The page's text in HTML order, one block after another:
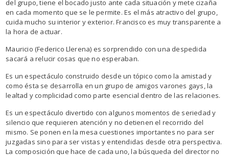
del grupo, tiene el bocado justo ante cada situación y mete cizaña
en cada momento que se le permite. Es el más atractivo del grupo,
cuida mucho su interior y exterior. Francisco es muy transparente a
la hora de actuar.
Mauricio (Federico Llerena) es sorprendido con una despedida
sacará a relucir cosas que no esperaban.
Es un espectáculo construido desde un tópico como la amistad y
como ésta se desarrolla en un grupo de amigos varones gays, la
lealtad y complicidad como parte esencial dentro de las relaciones.
Es un espectáculo divertido con algunos momentos de seriedad y
silencio que requieren atención y no detienen el recorrido del
mismo. Se ponen en la mesa cuestiones importantes no para ser
juzgadas sino para ser vistas y entendidas desde otra perspectiva.
La composición que hace de cada uno, la búsqueda del director no